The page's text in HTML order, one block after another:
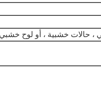
حالات خشبية ، أو لوح خشبي